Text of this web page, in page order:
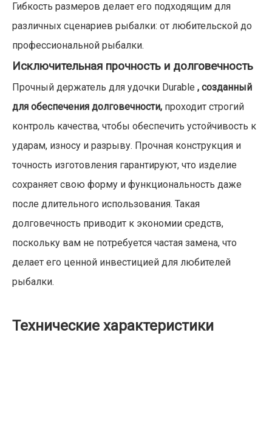
Гибкость размеров делает его подходящим для
различных сценариев рыбалки: от любительской до
профессиональной рыбалки.
Исключительная прочность и долговечность
Прочный держатель для удочки Durable , созданный
для обеспечения долговечности, проходит строгий
контроль качества, чтобы обеспечить устойчивость к
ударам, износу и разрыву. Прочная конструкция и
точность изготовления гарантируют, что изделие
сохраняет свою форму и функциональность даже
после длительного использования. Такая
долговечность приводит к экономии средств,
поскольку вам не потребуется частая замена, что
делает его ценной инвестицией для любителей
рыбалки.
Технические характеристики